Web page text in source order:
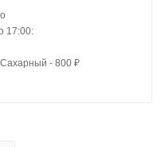
17:00:
- 800 ₽